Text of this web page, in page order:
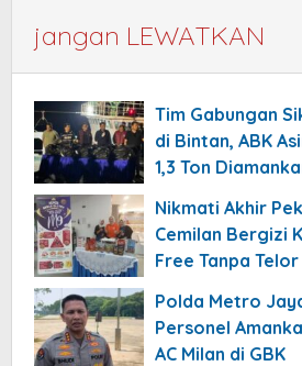
jangan LEWATKAN
Tim Gabungan
di Bintan, ABK
1,3 Ton
Nikmati Akhir
Cemilan Bergizi
Free Tanpa Telor
Polda Metro
Personel
AC Milan di GBK